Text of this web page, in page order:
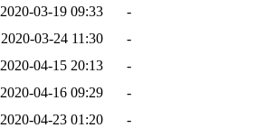
2020-03-19 09:33
-
2020-03-24 11:30
-
2020-04-15 20:13
-
2020-04-16 09:29
-
2020-04-23 01:20
-